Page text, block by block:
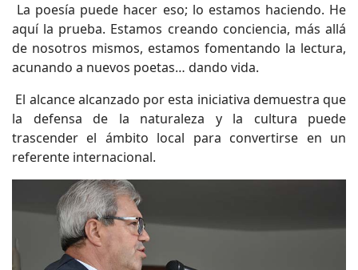
La poesía puede hacer eso; lo estamos haciendo. He
aquí la prueba. Estamos creando conciencia, más allá
de nosotros mismos, estamos fomentando la lectura,
acunando a nuevos poetas… dando vida.
El alcance alcanzado por esta iniciativa demuestra que
la defensa de la naturaleza y la cultura puede
trascender el ámbito local para convertirse en un
referente internacional.